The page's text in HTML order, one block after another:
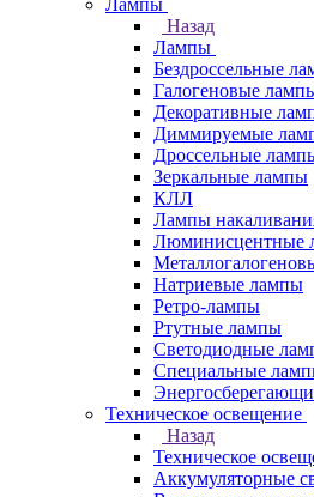
Назад
Лампы
Бездроссельные
Галогеновые
Декоративные
Диммируемые
Дроссельные
Зеркальные лампы
КЛЛ
Лампы
Люминисцентные
Натриевые лампы
Ретро-лампы
Ртутные лампы
Светодиодные
Специальные
Техническое освещение
Назад
Техническое
Аккумуляторные